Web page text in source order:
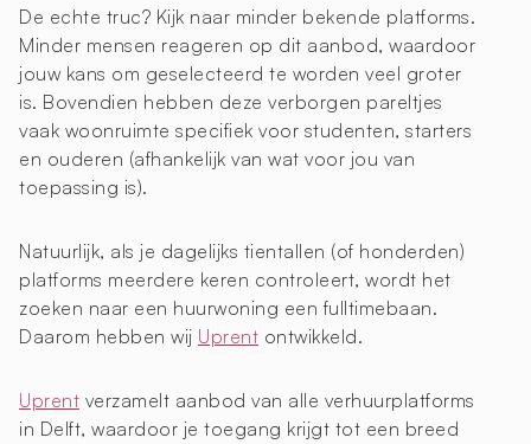
De echte truc? Kijk naar minder bekende platforms.
Minder mensen reageren op dit aanbod, waardoor
jouw kans om geselecteerd te worden veel groter
is. Bovendien hebben deze verborgen pareltjes
vaak woonruimte specifiek voor studenten, starters
en ouderen (afhankelijk van wat voor jou van
toepassing is).
Natuurlijk, als je dagelijks tientallen (of honderden)
platforms meerdere keren controleert, wordt het
zoeken naar een huurwoning een fulltimebaan.
Daarom hebben wij Uprent ontwikkeld.
Uprent verzamelt aanbod van alle verhuurplatforms
in Delft, waardoor je toegang krijgt tot een breed